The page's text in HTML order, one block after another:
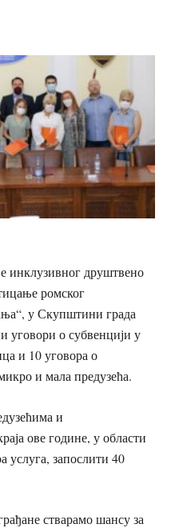
инклузивног друштвено
ромског
у Скупштини града
уговори о субвенцији у
и 10 уговора о
и мала предузећа.
и
ове године, у области
услуга, запослити 40
стварамо шансу за